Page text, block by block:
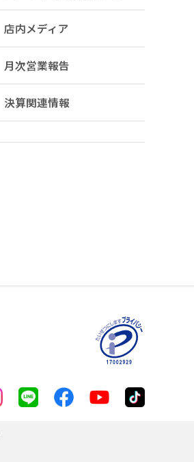
店内メディア
月次営業報告
決算関連情報